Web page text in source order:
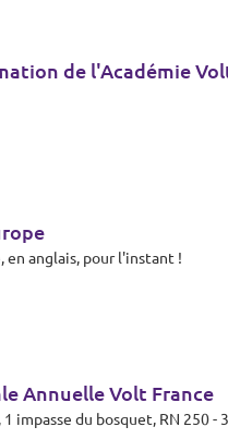
de l'Académie
en anglais, pour l'instant !
Annuelle Volt France
impasse du bosquet, RN 250 -